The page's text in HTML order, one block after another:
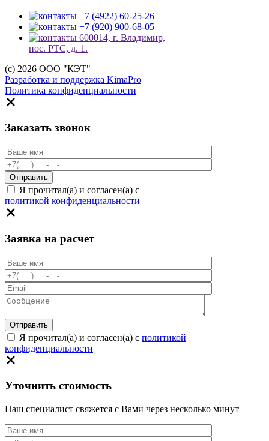
+7 (4922) 60-25-26
+7 (920) 900-68-05
600014, г. Владимир,
пос. РТС, д. 1.
(c) 2026 ООО "КЭТ"
Разработка и поддержка KimaPro
Политика конфиденциальности
Заказать звонок
Я прочитал(а) и согласен(а) с
политикой конфиденциальности
Заявка на расчет
Я прочитал(а) и согласен(а) с политикой
конфиденциальности
Уточнить стоимость
Наш специалист свяжется с Вами через несколько минут